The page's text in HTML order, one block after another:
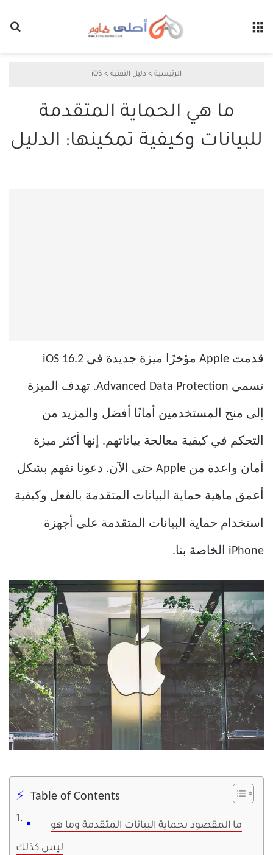
الرئيسية > دليل التقنية >
iOS
ما هي الحماية المتقدمة
للبيانات وكيفية تمكينها: الدليل
قدمت Apple مؤخرًا ميزة جديدة في iOS 16.2
تسمى Advanced Data Protection. تهدف الميزة
إلى منح المستخدمين أمانًا أفضل والمزيد من
التحكم في كيفية معالجة بياناتهم. إنها أكثر ميزة
أمان واعدة من Apple حتى الآن. دعونا نفهم بشكل
أعمق ماهية حماية البيانات المتقدمة بالفعل وكيفية
استخدام حماية البيانات المتقدمة على أجهزة
iPhone الخاصة بنا.
Table of Contents
ما المقصود بحماية البيانات المتقدمة وما هو
ليس كذلك